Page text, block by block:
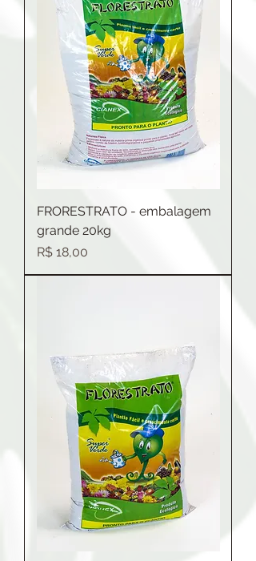
FRORESTRATO - embalagem
grande 20kg
Preço
R$ 18,00